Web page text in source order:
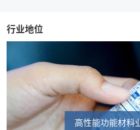
行业地位
高性能功能材料